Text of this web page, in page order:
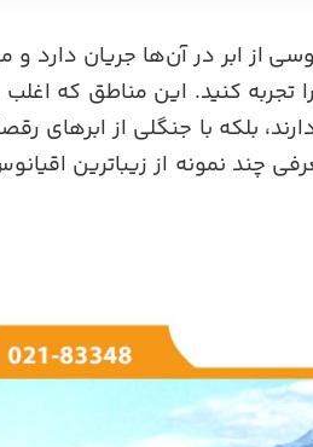
از ابردر آن‌ها جریان دارد و
تجربه کنید. این مناطق که
بلکه با جنگلی از ابرهای
چند نمونه از زیباترین